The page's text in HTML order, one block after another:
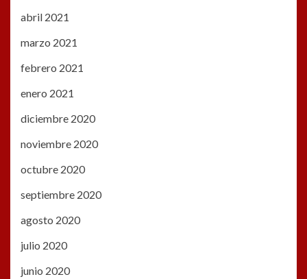
abril 2021
marzo 2021
febrero 2021
enero 2021
diciembre 2020
noviembre 2020
octubre 2020
septiembre 2020
agosto 2020
julio 2020
junio 2020